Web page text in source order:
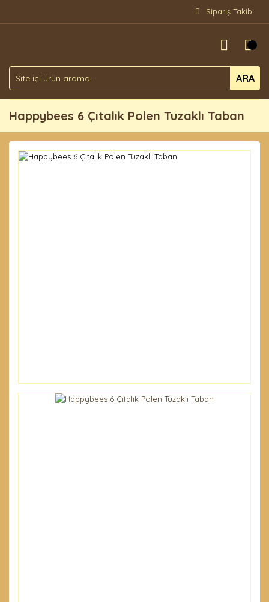
Sipariş Takibi
ARA
Happybees 6 Çıtalık Polen Tuzaklı Taban